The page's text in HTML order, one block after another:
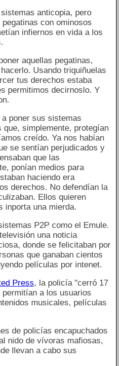
anticopia, pero
con ominosos
infiernos en vida a los
aquellas pegatinas,
Usando triquiñuelas
tus derechos estaba
permitimos decirnoslo. Y
poner sus sistemas
simplemente, protegían
creído. Ya nos habían
se sentían perjudicados y
que las
ponían medios para
haciendo era
derechos. No defendían la
Ellos quieren
inporta una mierda.
P2P como el Emule.
una noticia
donde se felicitaban por
que ganaban cientos
películas por intenet.
Press, la policía "cerró 17
a los usuarios
musicales, películas
de policías encapuchados
nido de vívoras mafiosas,
llevan a cabo sus